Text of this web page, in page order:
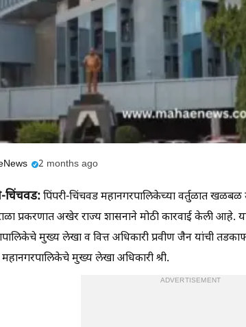
2 months ago
चिंचवड:पिंपरी-चिंचवड महानगरपालिकेच्या वर्तुळात
प्रकरणात अखेर राज्य शासनाने मोठी कारवाई केली आहे.
मुख्य लेखा व वित्त अधिकारी प्रवीण जैन यांची
मुख्य लेखा अधिकारी श्री.
ADVERTISEMENT